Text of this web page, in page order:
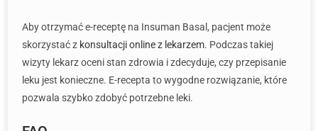
Aby otrzymać e-receptę na Insuman Basal, pacjent może
skorzystać z konsultacji online z lekarzem. Podczas takiej
wizyty lekarz oceni stan zdrowia i zdecyduje, czy przepisanie
leku jest konieczne. E-recepta to wygodne rozwiązanie, które
pozwala szybko zdobyć potrzebne leki.